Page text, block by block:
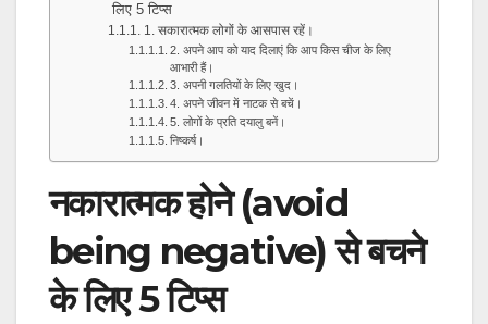
लिए 5 टिप्स
1. सकारात्मक लोगों के आसपास रहें।
2. अपने आप को याद दिलाएं कि आप किस चीज के लिए
आभारी हैं।
3. अपनी गलतियों के लिए खुद।
4. अपने जीवन में नाटक से बचें।
5. लोगों के प्रति दयालु बनें।
निष्कर्ष।
नकारात्मक होने (avoid
being negative) से बचने
के लिए 5 टिप्स